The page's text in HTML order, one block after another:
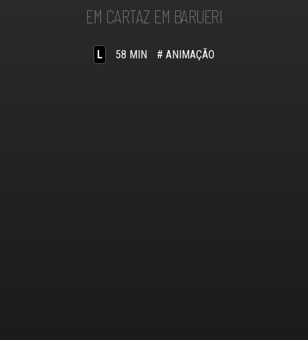
EM CARTAZ EM BARUERI
L 58 MIN # ANIMAÇÃO